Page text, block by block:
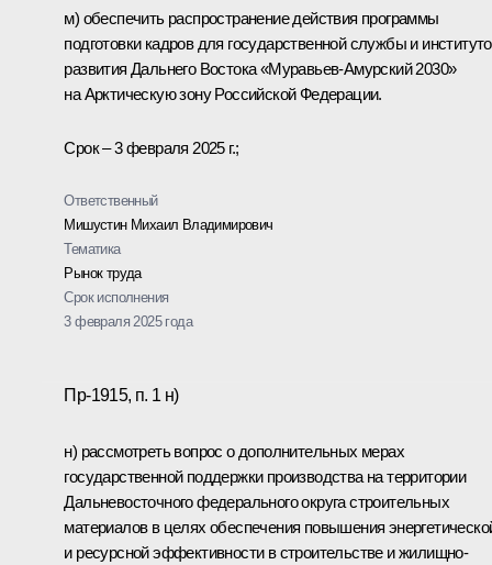
м) обеспечить распространение действия программы
подготовки кадров для государственной службы и
развития Дальнего Востока «Муравьев-Амурский 2030»
на Арктическую зону Российской Федерации.
Срок – 3 февраля 2025 г.;
Ответственный
Мишустин Михаил Владимирович
Тематика
Рынок труда
Срок исполнения
3 февраля 2025 года
Пр-1915, п. 1 н)
н) рассмотреть вопрос о дополнительных мерах
государственной поддержки производства на территории
Дальневосточного федерального округа строительных
материалов в целях обеспечения повышения
и ресурсной эффективности в строительстве и жилищно-